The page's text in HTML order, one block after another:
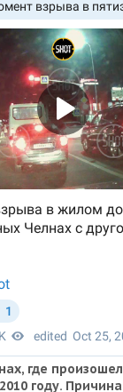
где
году.